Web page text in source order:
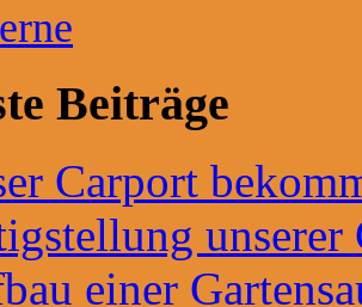
Beiträge
Carport
unserer
einer